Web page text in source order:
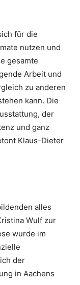
für die
nutzen und
gesamte
Arbeit und
zu anderen
kann. Die
der
und ganz
Klaus-Dieter
alles
Wulf zur
wurde im
der
in Aachens